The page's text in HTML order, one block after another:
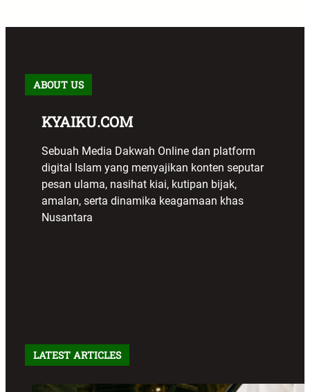
ABOUT US
KYAIKU.COM
Sebuah Media Dakwah Online dan platform
digital Islam yang menyajikan konten seputar
pesan ulama, nasihat kiai, kutipan bijak,
amalan, serta dinamika keagamaan khas
Nusantara
LATEST ARTICLES